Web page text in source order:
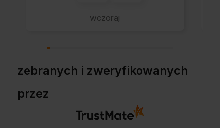
dodatkiem:-) Jakim?
wczoraj
zebranych i zweryfikowanych
przez